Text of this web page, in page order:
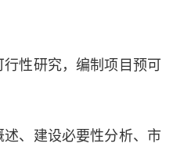
性研究，编制项目预可
、建设必要性分析、市